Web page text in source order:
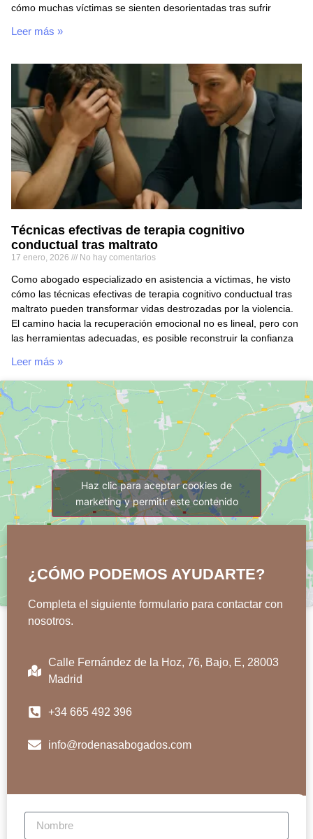
cómo muchas víctimas se sienten desorientadas tras sufrir
Leer más »
Técnicas efectivas de terapia cognitivo
conductual tras maltrato
17 enero, 2026 No hay comentarios
Como abogado especializado en asistencia a víctimas, he visto
cómo las técnicas efectivas de terapia cognitivo conductual tras
maltrato pueden transformar vidas destrozadas por la violencia.
El camino hacia la recuperación emocional no es lineal, pero con
las herramientas adecuadas, es posible reconstruir la confianza
Leer más »
Haz clic para aceptar cookies de
marketing y permitir este contenido
¿CÓMO PODEMOS AYUDARTE?
Completa el siguiente formulario para contactar con
nosotros.
Calle Fernández de la Hoz, 76, Bajo, E, 28003
Madrid
+34 665 492 396
info@rodenasabogados.com